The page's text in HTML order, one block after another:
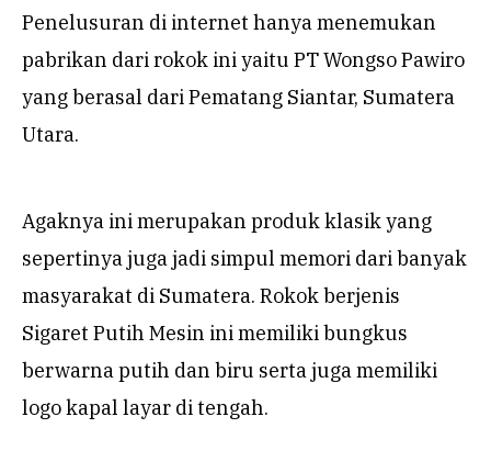
Penelusuran di internet hanya menemukan
pabrikan dari rokok ini yaitu PT Wongso Pawiro
yang berasal dari Pematang Siantar, Sumatera
Utara.
Agaknya ini merupakan produk klasik yang
sepertinya juga jadi simpul memori dari banyak
masyarakat di Sumatera. Rokok berjenis
Sigaret Putih Mesin ini memiliki bungkus
berwarna putih dan biru serta juga memiliki
logo kapal layar di tengah.